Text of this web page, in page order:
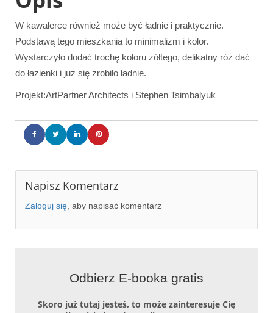
W kawalerce również może być ładnie i praktycznie.
Podstawą tego mieszkania to minimalizm i kolor.
Wystarczyło dodać trochę koloru żółtego, delikatny róż dać
do łazienki i już się zrobiło ładnie.
Projekt:ArtPartner Architects i Stephen Tsimbalyuk
Napisz Komentarz
Zaloguj się , aby napisać komentarz
Odbierz E-booka gratis
Skoro już tutaj jesteś, to może zainteresuje Cię